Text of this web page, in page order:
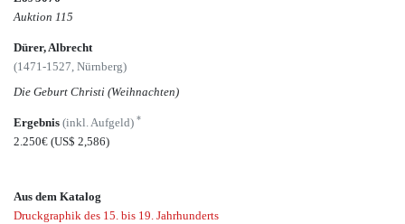
Auktion 115
Dürer, Albrecht
(1471-1527, Nürnberg)
Die Geburt Christi (Weihnachten)
Ergebnis (inkl. Aufgeld) *
2.250€ (US$ 2,586)
Aus dem Katalog
Druckgraphik des 15. bis 19. Jahrhunderts